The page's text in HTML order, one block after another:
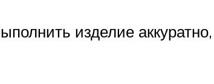
изделие